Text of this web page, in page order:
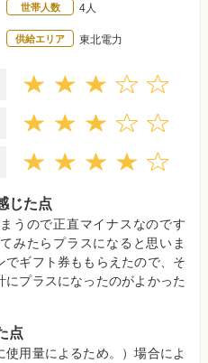
世帯人数 4人
供給エリア 東北電力
じた点
うので正直マイナスなのです
みたらプラスになると思いま
ギフト券ももらえたので、そ
プラスになったのがよかった
点
用量によるため。）場合によ